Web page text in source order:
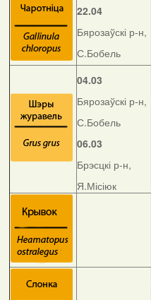
22.04
Бярозаўскі р-н,
С.Бобель
04.03
Бярозаўскі р-н,
С.Бобель
06.03
Брэсцкі р-н,
Я.Місіюк